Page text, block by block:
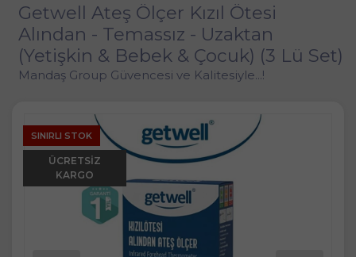
Getwell Ateş Ölçer Kızıl Ötesi
Alından - Temassız - Uzaktan
(Yetişkin & Bebek & Çocuk) (3 Lü Set)
Mandaş Group Güvencesi ve Kalitesiyle...!
SINIRLI STOK
ÜCRETSIZ
KARGO